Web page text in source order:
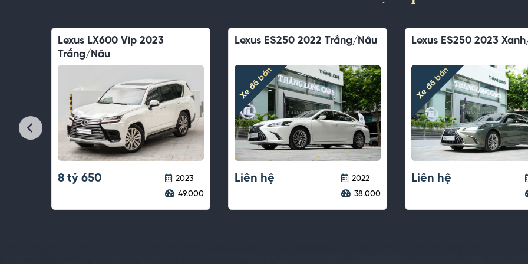
Lexus RX300 2020 Đen/Nâu
Xe đã bán
Liên hệ
2020
73.000
Lexus RX300 2021 Vàng
Xe đã bán
Liên hệ
2021
43.000
Lexus RX350 2017
Xe đã bán
Liên hệ